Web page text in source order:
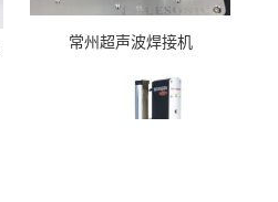
常州超声波焊接机